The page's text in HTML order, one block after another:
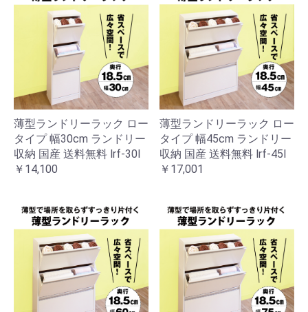
薄型ランドリーラック ロー
タイプ 幅30cm ランドリー
収納 国産 送料無料 lrf-30l
￥14,100
薄型ランドリーラック ロー
タイプ 幅45cm ランドリー
収納 国産 送料無料 lrf-45l
￥17,001